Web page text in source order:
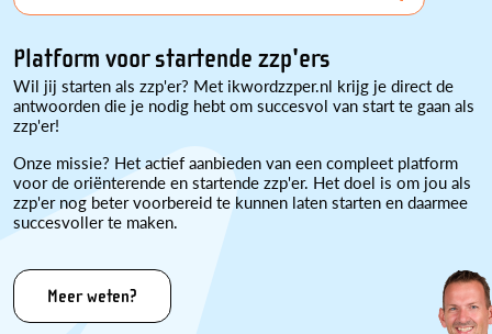
Platform voor startende zzp'ers
Wil jij starten als zzp'er? Met ikwordzzper.nl krijg je direct de
antwoorden die je nodig hebt om succesvol van start te gaan als
zzp'er!
Onze missie? Het actief aanbieden van een compleet platform
voor de oriënterende en startende zzp'er. Het doel is om jou als
zzp'er nog beter voorbereid te kunnen laten starten en daarmee
succesvoller te maken.
Meer weten?